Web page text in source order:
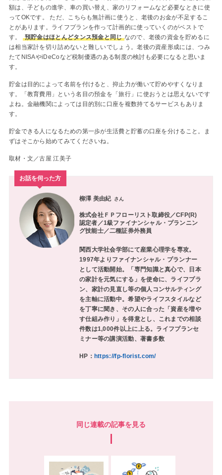
額は、子どもの進学、車の買い替え、家のリフォームなど必要なときに使
ってOKです。 ただ、こちらも無計画に使うと、老後のお金が不足するこ
とがあります。ライフプランを作って計画的に使っていくのがベストで
す。
預貯金はほとんどタンス預金と同じ なので、老後の資金を貯めるに
は相当家計を切り詰めないと難しいでしょう。老後の資産形成には、つみ
たてNISAやiDeCoなど税制優遇のある制度の検討も必要になると思いま
す。
貯金は目的によって名前を付けると、抑止力が働いて貯めやすくなりま
す。「教育費用」という名目の預金を「旅行」に使おうとは思えないです
よね。金融機関によっては目的別に口座を複数持てるサービスもありま
す。
貯金できる人になるための第一歩が生活費と貯蓄の口座を分けること。ま
ずはそこから始めてみてくださいね。
取材・文／古屋 江美子
お話を伺った方
柳澤 美由紀 さん
株式会社ＦＰフローリスト取締役／CFP(R)
認定者／1級ファイナンシャル・プランニン
グ技能士／二種証券外務員
関西大学社会学部にて産業心理学を専攻。
1997年よりファイナンシャル・プランナー
として活動開始。「専門知識と真心で、日本
の家計を元気にする」を使命に、ライフプラ
ン、家計の見直し等の個人コンサルティング
を主軸に活動中。希望やライフスタイルなど
を丁寧に聞き、その人に合った「資産を増や
す仕組み作り」を得意とし、これまでの相談
件数は1,000件以上に上る。ライフプランセ
ミナー等の講演活動、著書多数
HP： https://fp-florist.com/
同じ連載の記事を見る